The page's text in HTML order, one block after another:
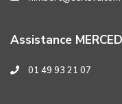
Assistance
01 49 93 21 07